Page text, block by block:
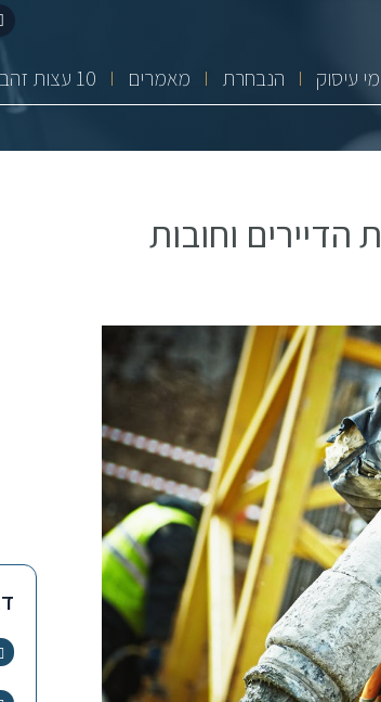
עיסוק הנבחרת מאמרים 10 עצות זהב
תמ"א 38: זכויות הדיירים וחובות